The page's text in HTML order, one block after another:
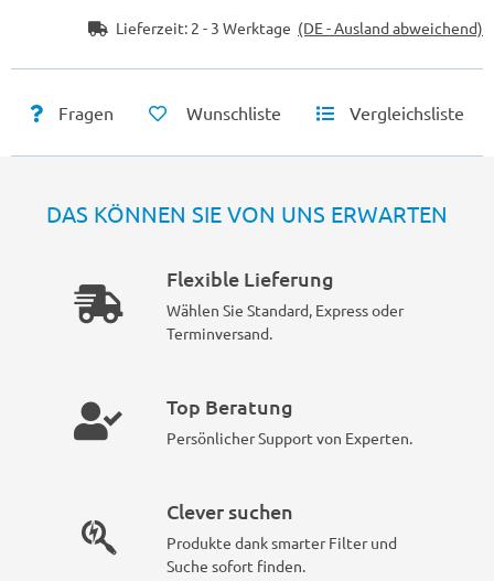
Lieferzeit: 2 - 3 Werktage (DE - Ausland abweichend)
Fragen Wunschliste Vergleichsliste
DAS KÖNNEN SIE VON UNS ERWARTEN
Flexible Lieferung
Wählen Sie Standard, Express oder
Terminversand.
Top Beratung
Persönlicher Support von Experten.
Clever suchen
Produkte dank smarter Filter und
Suche sofort finden.